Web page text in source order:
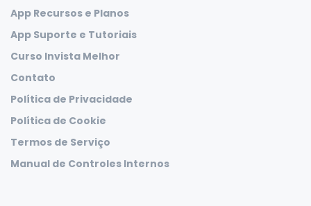
App Recursos e Planos
App Suporte e Tutoriais
Curso Invista Melhor
Contato
Política de Privacidade
Política de Cookie
Termos de Serviço
Manual de Controles Internos